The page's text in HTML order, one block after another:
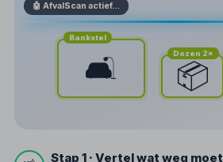
🤖 AfvalScan actief…
Bankstel
🛋️ Dozen 2×
📦
Stap 1 · Vertel wat weg moet